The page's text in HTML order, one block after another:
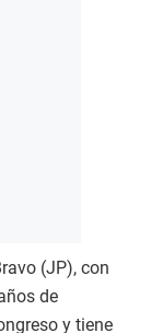
(JP), con
de
y tiene